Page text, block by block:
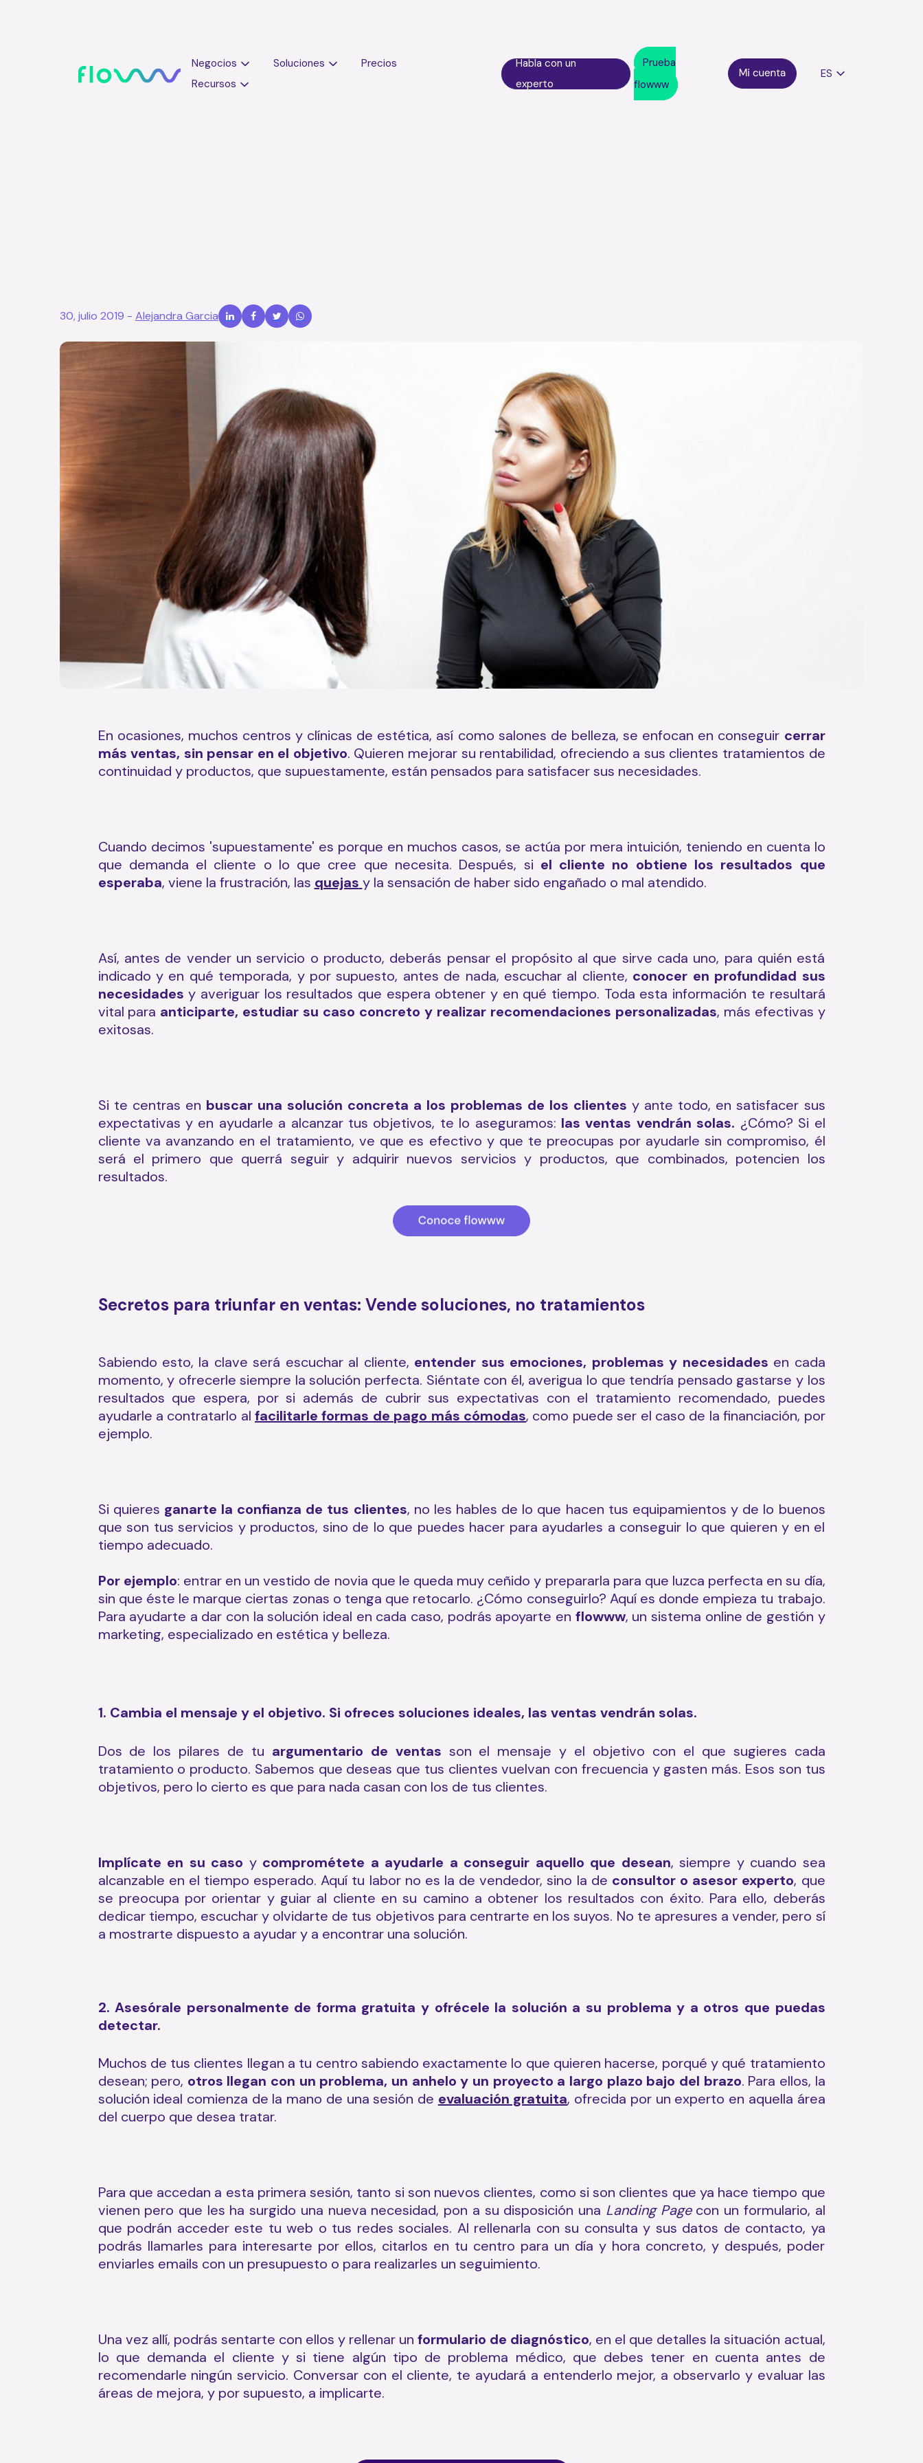
Negocios Soluciones
Precios
Recursos
Habla con un
experto
Prueba
flowww
ES
30, julio 2019 - Alejandra Garcia
En ocasiones, muchos centros y clínicas de estética, así como salones de belleza, se enfocan en conseguir cerrar
más ventas, sin pensar en el objetivo. Quieren mejorar su rentabilidad, ofreciendo a sus clientes tratamientos de
continuidad y productos, que supuestamente, están pensados para satisfacer sus necesidades.
Cuando decimos 'supuestamente' es porque en muchos casos, se actúa por mera intuición, teniendo en cuenta lo
que demanda el cliente o lo que cree que necesita. Después, si el cliente no obtiene los resultados que
esperaba, viene la frustración, las quejas y la sensación de haber sido engañado o mal atendido.
Así, antes de vender un servicio o producto, deberás pensar el propósito al que sirve cada uno, para quién está
indicado y en qué temporada, y por supuesto, antes de nada, escuchar al cliente, conocer en profundidad sus
necesidades y averiguar los resultados que espera obtener y en qué tiempo. Toda esta información te resultará
vital para anticiparte, estudiar su caso concreto y realizar recomendaciones personalizadas, más efectivas y
exitosas.
Si te centras en buscar una solución concreta a los problemas de los clientes y ante todo, en satisfacer sus
expectativas y en ayudarle a alcanzar tus objetivos, te lo aseguramos: las ventas vendrán solas. ¿Cómo? Si el
cliente va avanzando en el tratamiento, ve que es efectivo y que te preocupas por ayudarle sin compromiso, él
será el primero que querrá seguir y adquirir nuevos servicios y productos, que combinados, potencien los
resultados.
Secretos para triunfar en ventas: Vende soluciones, no tratamientos
Sabiendo esto, la clave será escuchar al cliente, entender sus emociones, problemas y necesidades en cada
momento, y ofrecerle siempre la solución perfecta. Siéntate con él, averigua lo que tendría pensado gastarse y los
resultados que espera, por si además de cubrir sus expectativas con el tratamiento recomendado, puedes
ayudarle a contratarlo alfacilitarle formas de pago más cómodas, como puede ser el caso de la financiación, por
ejemplo.
Si quieres ganarte la confianza de tus clientes, no les hables de lo que hacen tus equipamientos y de lo buenos
que son tus servicios y productos, sino de lo que puedes hacer para ayudarles a conseguir lo que quieren y en el
tiempo adecuado.
Por ejemplo: entrar en un vestido de novia que le queda muy ceñido y prepararla para que luzca perfecta en su día,
sin que éste le marque ciertas zonas o tenga que retocarlo. ¿Cómo conseguirlo? Aquí es donde empieza tu trabajo.
Para ayudarte a dar con la solución ideal en cada caso, podrás apoyarte en flowww, un sistema online de gestión y
marketing, especializado en estética y belleza.
1. Cambia el mensaje y el objetivo. Si ofreces soluciones ideales, las ventas vendrán solas.
Dos de los pilares de tu argumentario de ventas son el mensaje y el objetivo con el que sugieres cada
tratamiento o producto. Sabemos que deseas que tus clientes vuelvan con frecuencia y gasten más. Esos son tus
objetivos, pero lo cierto es que para nada casan con los de tus clientes.
Implícate en su caso y comprométete a ayudarle a conseguir aquello que desean, siempre y cuando sea
alcanzable en el tiempo esperado. Aquí tu labor no es la de vendedor, sino la de consultor o asesor experto, que
se preocupa por orientar y guiar al cliente en su camino a obtener los resultados con éxito. Para ello, deberás
dedicar tiempo, escuchar y olvidarte de tus objetivos para centrarte en los suyos. No te apresures a vender, pero sí
a mostrarte dispuesto a ayudar y a encontrar una solución.
2. Asesórale personalmente de forma gratuita y ofrécele la solución a su problema y a otros que puedas
detectar.
Muchos de tus clientes llegan a tu centro sabiendo exactamente lo que quieren hacerse, porqué y qué tratamiento
desean; pero, otros llegan con un problema, un anhelo y un proyecto a largo plazo bajo del brazo. Para ellos, la
solución ideal comienza de la mano de una sesión de evaluación gratuita, ofrecida por un experto en aquella área
del cuerpo que desea tratar.
Para que accedan a esta primera sesión, tanto si son nuevos clientes, como si son clientes que ya hace tiempo que
vienen pero que les ha surgido una nueva necesidad, pon a su disposición una Landing Pagecon un formulario, al
que podrán acceder este tu web o tus redes sociales. Al rellenarla con su consulta y sus datos de contacto, ya
podrás llamarles para interesarte por ellos, citarlos en tu centro para un día y hora concreto, y después, poder
enviarles emails con un presupuesto o para realizarles un seguimiento.
Una vez allí, podrás sentarte con ellos y rellenar unformulario de diagnóstico, en el que detalles la situación actual,
lo que demanda el cliente y si tiene algún tipo de problema médico, que debes tener en cuenta antes de
recomendarle ningún servicio. Conversar con el cliente, te ayudará a entenderlo mejor, a observarlo y evaluar las
áreas de mejora, y por supuesto, a implicarte.